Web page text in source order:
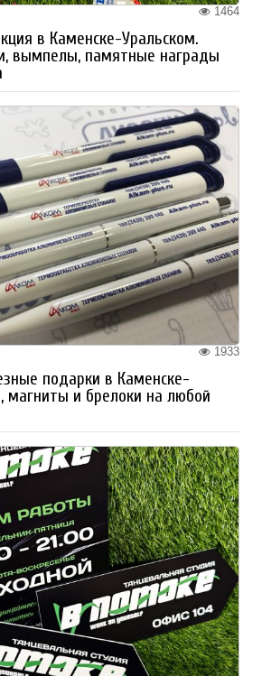
1464
в Каменске-Уральском.
вымпелы, памятные награды
1933
подарки в Каменске-
магниты и брелоки на любой